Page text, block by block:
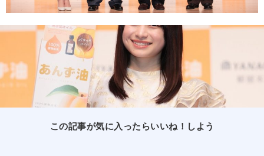
この記事が気に入ったらいいね！しよう